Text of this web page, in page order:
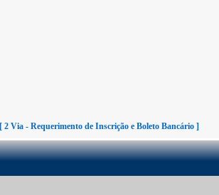
[ 2 Via - Requerimento de Inscrição e Boleto Bancário ]